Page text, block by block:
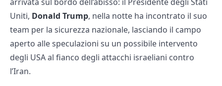
arrivata sul bordo dell’abisso: il Presidente degli Stati
Uniti, Donald Trump, nella notte ha incontrato il suo
team per la sicurezza nazionale, lasciando il campo
aperto alle speculazioni su un possibile intervento
degli USA al fianco degli attacchi israeliani contro
l’Iran.